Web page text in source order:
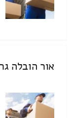
אור הובלה